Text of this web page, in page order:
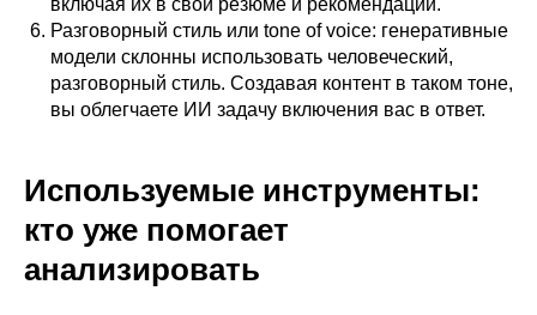
включая их в свои резюме и рекомендации.
Разговорный стиль или tone of voice: генеративные
модели склонны использовать человеческий,
разговорный стиль. Создавая контент в таком тоне,
вы облегчаете ИИ задачу включения вас в ответ.
Используемые инструменты:
кто уже помогает
анализировать